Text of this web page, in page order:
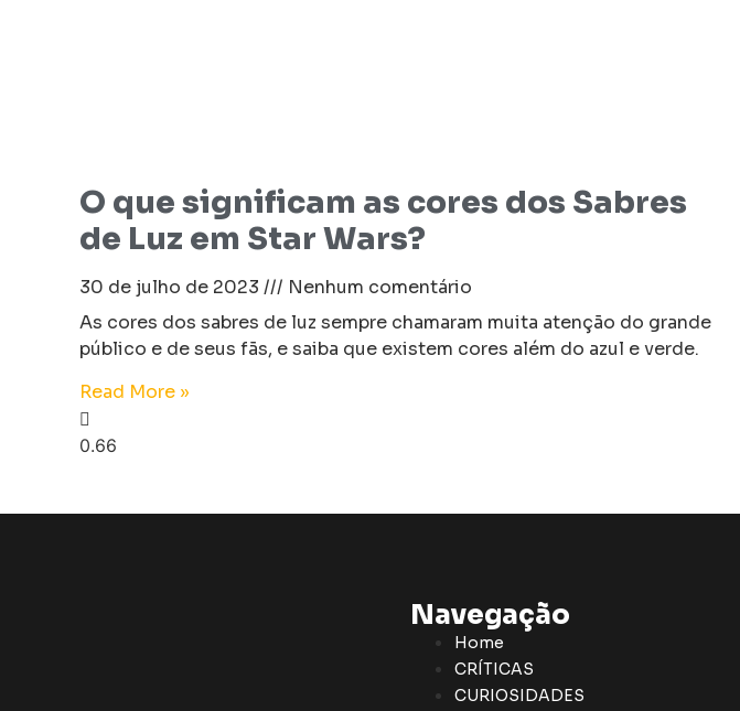
O que significam as cores dos Sabres
de Luz em Star Wars?
30 de julho de 2023
Nenhum comentário
As cores dos sabres de luz sempre chamaram muita atenção do grande
público e de seus fãs, e saiba que existem cores além do azul e verde.
Read More »
Navegação
Home
CRÍTICAS
CURIOSIDADES